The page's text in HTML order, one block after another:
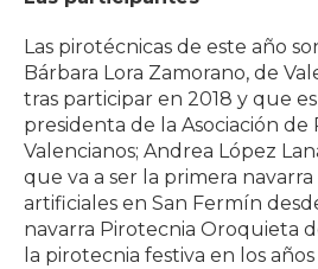
Las pirotécnicas de este año
Bárbara Lora Zamorano, de
tras participar en 2018 y que
presidenta de la Asociación de
Valencianos; Andrea López
que va a ser la primera
artificiales en San Fermín
navarra Pirotecnia Oroquieta
la pirotecnia festiva en los